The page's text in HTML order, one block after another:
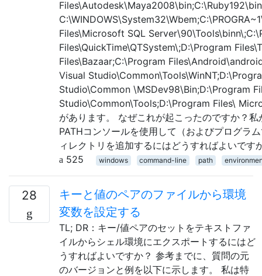
Files\Microsoft SQL
Files\QuickTime\QTSystem\;D:\Program
Files\Bazaar;C:\Program
Visual
Studio\Common \MSDev98\Bin;D:\Program
Studio\Common\Tools;D:\Program Files\
があります。 なぜこれが起こったのですか？
PATHコンソールを使用して（およびプログラ
ィレクトリを追加するにはどうすればよいです
525
windows command-line path
28
キーと値のペアのファイルから環境
変数を設定する
TL; DR：キー/値ペアのセットをテキストファ
イルからシェル環境にエクスポートするにはど
うすればよいですか？ 参考までに、質問の元
のバージョンと例を以下に示します。 私は特